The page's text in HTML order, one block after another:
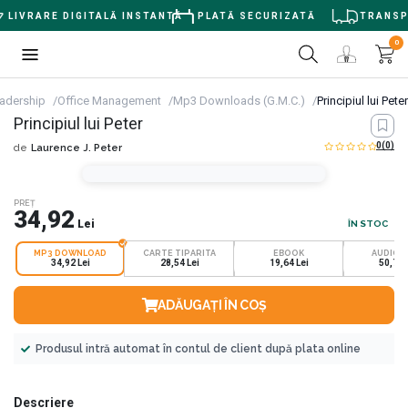
LIVRARE DIGITALĂ INSTANTĂ PLATĂ SECURIZATĂ
0
Office Management Mp3 Downloads (G.M.C.) Principiul lui Peter
Principiul lui Peter
de Laurence J. Peter 0(0)
PREȚ
34,92 Lei ÎN STOC
MP3 DOWNLOAD
34,92 Lei
CARTE TIPARITA
28,54 Lei
EBOOK
19,64 Lei 50,74
ADĂUGAȚI ÎN COȘ
Produsul intră automat în contul de client după plata online
Descriere